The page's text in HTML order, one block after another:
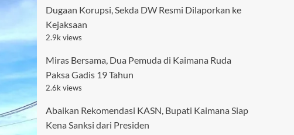
Dugaan Korupsi, Sekda DW Resmi Dilaporkan ke
Kejaksaan
2.9k views
Miras Bersama, Dua Pemuda di Kaimana Ruda
Paksa Gadis 19 Tahun
2.6k views
Abaikan Rekomendasi KASN, Bupati Kaimana Siap
Kena Sanksi dari Presiden